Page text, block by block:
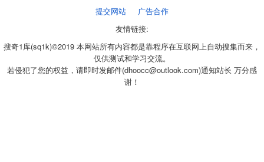
提交网站
广告合作
友情链接:
搜奇1库(sq1k)©2019 本网站所有内容都是靠程序在互联网上自动搜集而来，
仅供测试和学习交流。
若侵犯了您的权益，请即时发邮件(dhoocc@outlook.com)通知站长 万分感
谢！